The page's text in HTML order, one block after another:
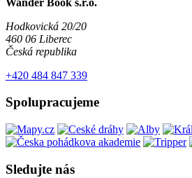
Hodkovická 20/20
460 06 Liberec
Česká republika
+420 484 847 339
Spolupracujeme
Sledujte nás